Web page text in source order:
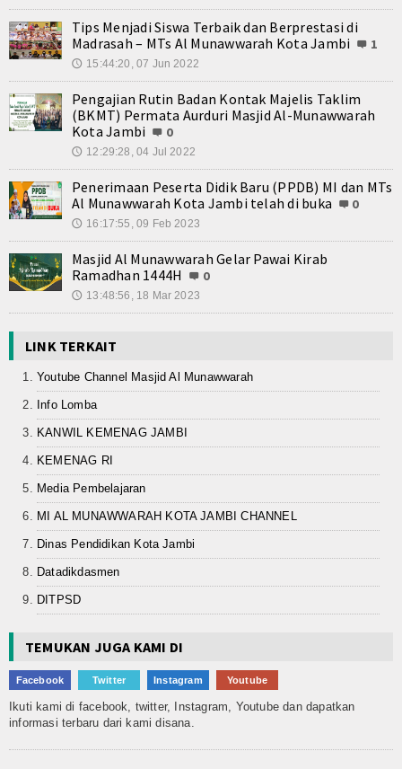
Tips Menjadi Siswa Terbaik dan Berprestasi di
Madrasah – MTs Al Munawwarah Kota Jambi
1
🕔 15:44:20, 07 Jun 2022
Pengajian Rutin Badan Kontak Majelis Taklim
(BKMT) Permata Aurduri Masjid Al-Munawwarah
Kota Jambi
0
🕔 12:29:28, 04 Jul 2022
Penerimaan Peserta Didik Baru (PPDB) MI dan MTs
Al Munawwarah Kota Jambi telah di buka
0
🕔 16:17:55, 09 Feb 2023
Masjid Al Munawwarah Gelar Pawai Kirab
Ramadhan 1444H
0
🕔 13:48:56, 18 Mar 2023
LINK TERKAIT
Youtube Channel Masjid Al Munawwarah
Info Lomba
KANWIL KEMENAG JAMBI
KEMENAG RI
Media Pembelajaran
MI AL MUNAWWARAH KOTA JAMBI CHANNEL
Dinas Pendidikan Kota Jambi
Datadikdasmen
DITPSD
TEMUKAN JUGA KAMI DI
Facebook Twitter Instagram Youtube
Ikuti kami di facebook, twitter, Instagram, Youtube dan dapatkan
informasi terbaru dari kami disana.